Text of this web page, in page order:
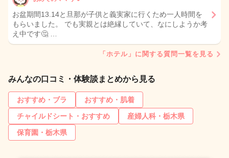
お盆期間13.14と旦那が子供と義実家に行くため一人時間を
もらいました。 でも実親とは絶縁していて、なにしようか考
え中です🤔 …
「ホテル」に関する質問一覧を見る
みんなの口コミ・体験談まとめから見る
おすすめ・ブラ
おすすめ・肌着
チャイルドシート・おすすめ
産婦人科・栃木県
保育園・栃木県